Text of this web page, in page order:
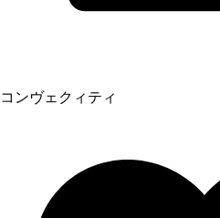
コンヴェクィティ